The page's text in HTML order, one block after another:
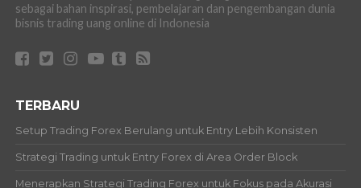
sebagai bahan inspirasi, pembelajaran dan pengembangan dunia
bisnis trading uang online di Indonesia
TERBARU
Setup Trading Forex Berulang untuk Entry Lebih Konsisten
Strategi Trading untuk Entry Forex di Area Order Block
Menerapkan Strategi Trading Forex untuk Fokus pada Akurasi